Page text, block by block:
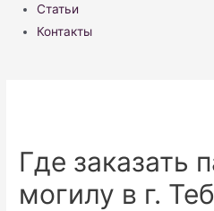
Статьи
Контакты
Где заказать
могилу в г.